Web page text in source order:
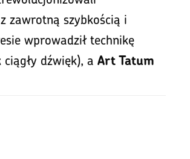
zawrotną szybkością i
wprowadził technikę
ciągły dźwięk), aArt Tatum